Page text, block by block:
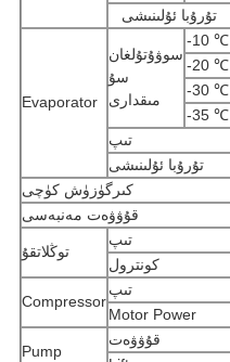
تۇرۇبا ئۇلىنىشى
Evaporator
سوۋۇتۇلغان
سۇ
مىقدارى
-10 ℃
-20 ℃
-30 ℃
-35 ℃
تىپ
تۇرۇبا ئۇلىنىشى
كىرگۈزۈش كۈچى
قۇۋۋەت مەنبەسى
توڭلاتقۇ
تىپ
كونترول
Compressor
تىپ
Motor Power
Pump
قۇۋۋەت